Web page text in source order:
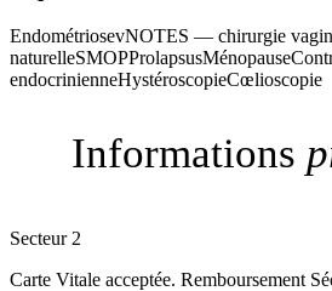
EndométriosevNOTES — chirurgie
naturelleSMOPProlapsusMénopause
endocrinienneHystéroscopieCœlioscopie
Informations
Secteur 2
Carte Vitale acceptée. Remboursement